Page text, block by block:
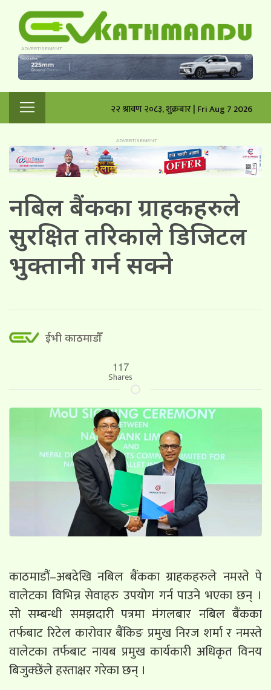
२२ श्रावण २०८३, शुक्रबार | Fri Aug 7 2026
नबिल बैंकका ग्राहकहरुले
सुरक्षित तरिकाले डिजिटल
भुक्तानी गर्न सक्ने
ईभी काठमाडौँ
117
Shares
काठमाडौंं–अबदेखि नबिल बैंकका ग्राहकहरुले नमस्ते पे
वालेटका विभिन्न सेवाहरु उपयोग गर्न पाउने भएका छन् ।
सो सम्बन्धी समझदारी पत्रमा मंगलबार नबिल बैंकका
तर्फबाट रिटेल कारोवार बैंकिङ प्रमुख निरज शर्मा र नमस्ते
वालेटका तर्फबाट नायब प्रमुख कार्यकारी अधिकृत विनय
बिजुक्छेंले हस्ताक्षर गरेका छन् ।